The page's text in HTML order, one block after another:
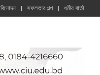
বিনোদন সফলতার গল্প ধর্মীয় বার্তা